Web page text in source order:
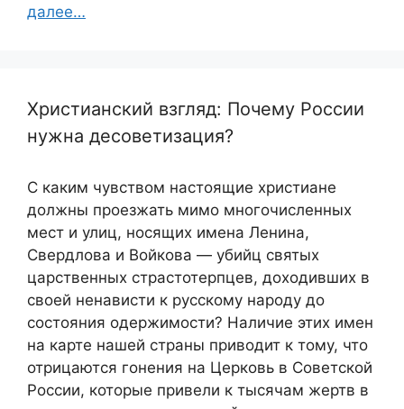
далее…
Христианский взгляд: Почему России
нужна десоветизация?
С каким чувством настоящие христиане
должны проезжать мимо многочисленных
мест и улиц, носящих имена Ленина,
Свердлова и Войкова — убийц святых
царственных страстотерпцев, доходивших в
своей ненависти к русскому народу до
состояния одержимости? Наличие этих имен
на карте нашей страны приводит к тому, что
отрицаются гонения на Церковь в Советской
России, которые привели к тысячам жертв в